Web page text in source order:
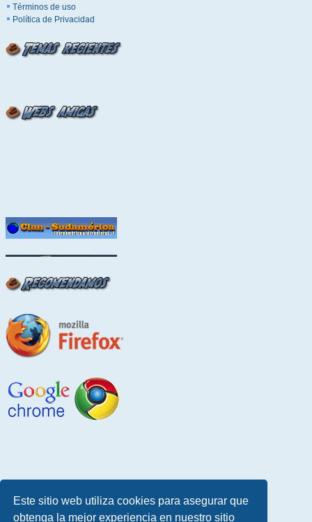
Este sitio web utiliza cookies para asegurar que
obtenga la mejor experiencia en nuestro sitio
Términos de uso
Política de Privacidad